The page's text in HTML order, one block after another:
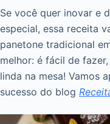
Se você quer inovar e
especial, essa receita
panetone tradicional
melhor: é fácil de
linda na mesa! Vamos
sucesso do blog